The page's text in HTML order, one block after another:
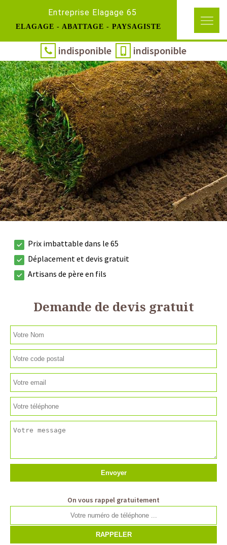
Entreprise Elagage 65
ELAGAGE - ABATTAGE - PAYSAGISTE
indisponible indisponible
Prix imbattable dans le 65
Déplacement et devis gratuit
Artisans de père en fils
Demande de devis gratuit
On vous rappel gratuitement